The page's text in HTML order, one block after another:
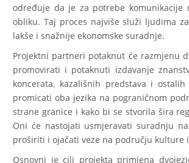
određuje da je za potrebe
obliku. Taj proces najviše služi ljudima
lakše i snažnije ekonomske suradnje.
Projektni partneri potaknut će razmjenu
promovirati i potaknuti izdavanje
koncerata, kazališnih predstava i
promicati oba jezika na pograničnom
strane granice i kako bi se stvorila šira
Oni će nastojati usmjeravati suradnju
proširiti i ojačati veze na području kulture
Osnovni je cilj projekta primjena